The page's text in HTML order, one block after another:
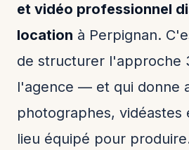
et vidéo professionnel
location à Perpignan.
de structurer l'approche
l'agence — et qui donne
photographes, vidéastes
lieu équipé pour